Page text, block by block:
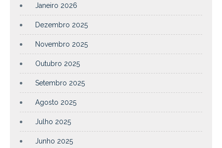
Janeiro 2026
Dezembro 2025
Novembro 2025
Outubro 2025
Setembro 2025
Agosto 2025
Julho 2025
Junho 2025